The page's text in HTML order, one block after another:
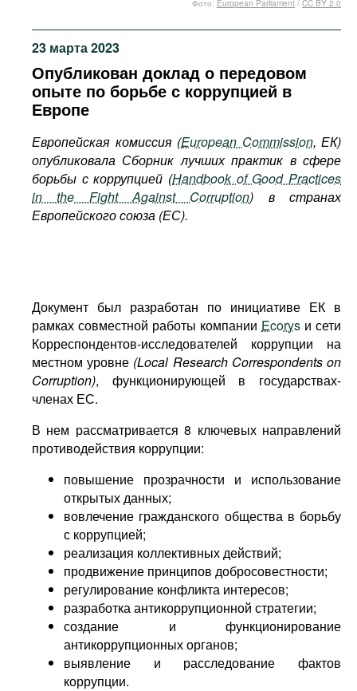
Подкасты
Книжная полка
23 марта 2023
Опубликован доклад о передовом
опыте по борьбе с коррупцией в
Европе
Европейская комиссия (European Commission, ЕК)
опубликовала Сборник лучших практик в сфере
борьбы с коррупцией (Handbook of Good Practices
in the Fight Against Corruption) в странах
Европейского союза (ЕС).
Фото: European Parliament / CC BY 2.0
Документ был разработан по инициативе ЕК в
рамках совместной работы компании Ecorys и сети
Корреспондентов-исследователей коррупции на
местном уровне (Local Research Correspondents on
Corruption), функционирующей в государствах-
членах ЕС.
В нем рассматривается 8 ключевых направлений
противодействия коррупции:
повышение прозрачности и использование
открытых данных;
вовлечение гражданского общества в борьбу
с коррупцией;
реализация коллективных действий;
продвижение принципов добросовестности;
регулирование конфликта интересов;
разработка антикоррупционной стратегии;
создание и функционирование
антикоррупционных органов;
выявление и расследование фактов
коррупции.